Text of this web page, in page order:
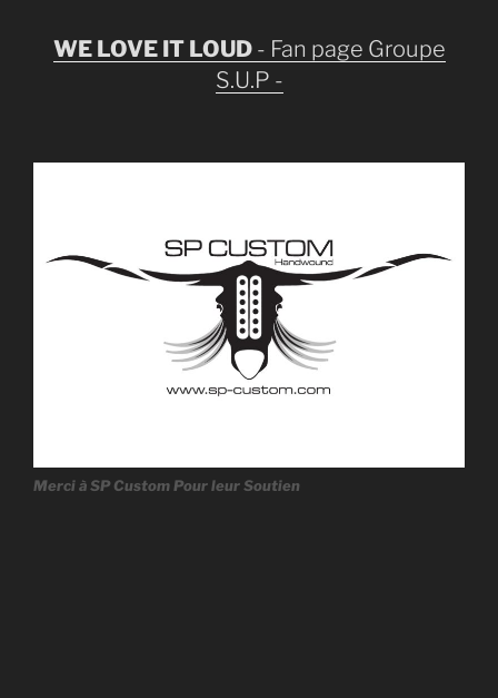
WE LOVE IT LOUD- Fan page Groupe
S.U.P -
Merci à SP Custom Pour leur Soutien